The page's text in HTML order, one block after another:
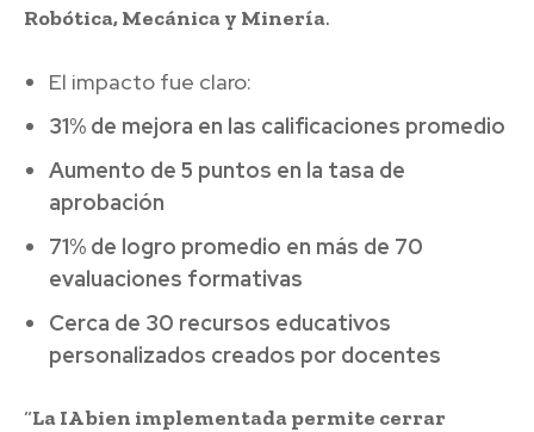
Robótica, Mecánica y Minería.
El impacto fue claro:
31% de mejora en las calificaciones promedio
Aumento de 5 puntos en la tasa de
aprobación
71% de logro promedio en más de 70
evaluaciones formativas
Cerca de 30 recursos educativos
personalizados creados por docentes
“La IA bien implementada permite cerrar